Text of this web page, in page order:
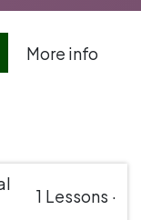
More info
1 Lessons ·